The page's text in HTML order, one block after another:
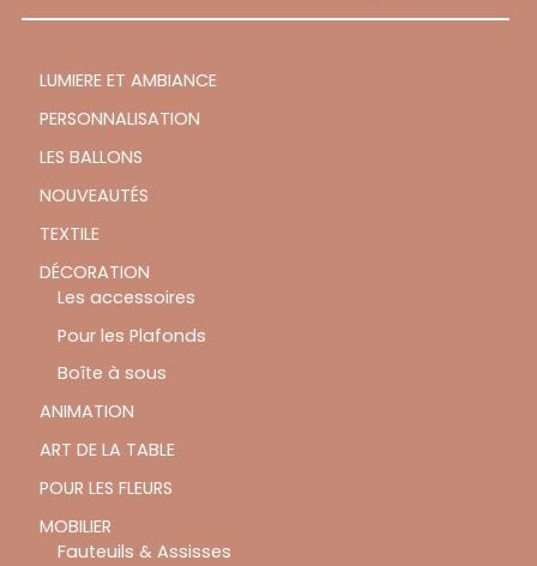
LUMIERE ET AMBIANCE
PERSONNALISATION
LES BALLONS
NOUVEAUTÉS
TEXTILE
DÉCORATION
Les accessoires
Pour les Plafonds
Boîte à sous
ANIMATION
ART DE LA TABLE
POUR LES FLEURS
MOBILIER
Fauteuils & Assisses